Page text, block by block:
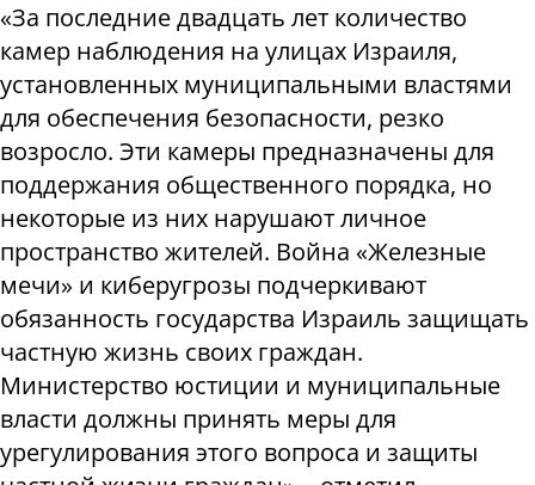
«За последние двадцать лет количество
камер наблюдения на улицах Израиля,
установленных муниципальными властями
для обеспечения безопасности, резко
возросло. Эти камеры предназначены для
поддержания общественного порядка, но
некоторые из них нарушают личное
пространство жителей. Война «Железные
мечи» и киберугрозы подчеркивают
обязанность государства Израиль защищать
частную жизнь своих граждан.
Министерство юстиции и муниципальные
власти должны принять меры для
урегулирования этого вопроса и защиты